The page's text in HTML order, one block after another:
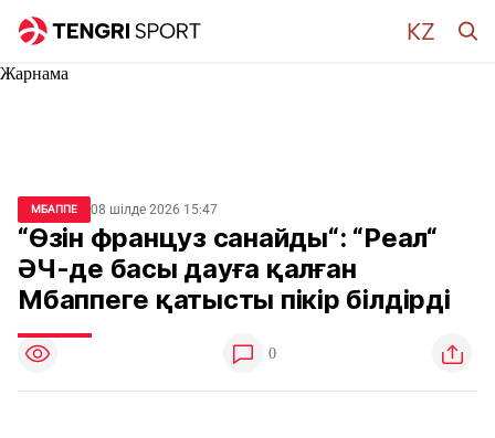
Жарнама
МБАППЕ 08 шілде 2026 15:47
“Өзін француз санайды“: “Реал“
ӘЧ-де басы дауға қалған
Мбаппеге қатысты пікір білдірді
0